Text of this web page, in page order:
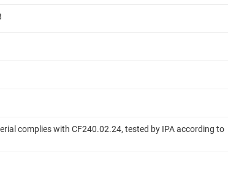
complies with CF240.02.24, tested by IPA according to